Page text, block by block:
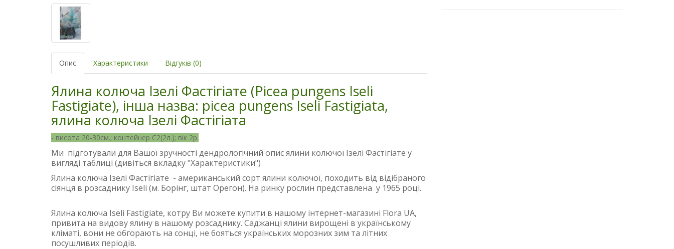
Опис Характеристики Відгуків (0)
Ялина колюча Ізелі Фастігіате (Picea pungens Iseli
Fastigiate), інша назва: picea pungens Iseli Fastigiata,
ялина колюча Ізелі Фастігіата
- висота 20-30см.; контейнер С2(2л.); вік 2р.
Ми підготували для Вашої зручності дендрологічний опис ялини колючої Ізелі Фастігіате у
вигляді таблиці (дивіться вкладку "Характеристики")
Ялина колюча Ізелі Фастігіате - американський сорт ялини колючої, походить від відібраного
сіянця в розсаднику Iseli (м. Борінг, штат Орегон). На ринку рослин представлена у 1965 році.
Ялина колюча Iseli Fastigiate, котру Ви можете купити в нашому інтернет-магазині Flora UA,
привита на видову ялину в нашому розсаднику. Саджанці ялини вирощені в українському
кліматі, вони не обгорають на сонці, не бояться українських морозних зим та літних
посушливих періодів.